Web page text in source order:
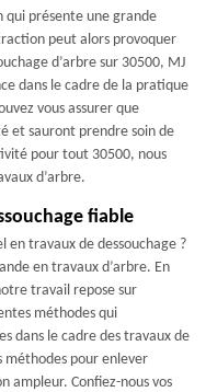
qui présente une grande
peut alors provoquer
d’arbre sur 30500, MJ
dans le cadre de la pratique
vous assurer que
et sauront prendre soin de
pour tout 30500, nous
d’arbre.
fiable
en travaux de dessouchage ?
en travaux d’arbre. En
travail repose sur
méthodes qui
dans le cadre des travaux de
méthodes pour enlever
ampleur. Confiez-nous vos